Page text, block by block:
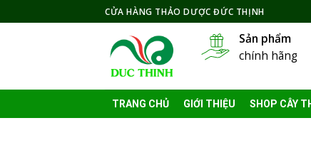
to
CỬA HÀNG THẢO DƯỢC ĐỨC THỊNH
Sản phẩm
chính hãng
TRANG CHỦ GIỚI THIỆU SHOP CÂY